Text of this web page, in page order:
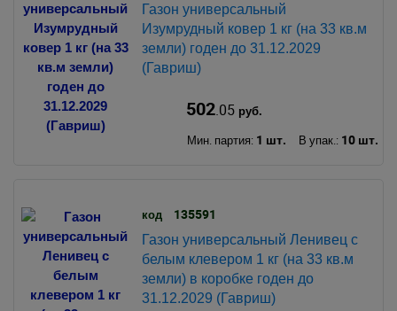
Газон универсальный
Изумрудный ковер 1 кг (на 33 кв.м
земли) годен до 31.12.2029
(Гавриш)
502.05руб.
Мин. партия: 1 шт. В упак.: 10 шт.
код 135591
Газон универсальный Ленивец с
белым клевером 1 кг (на 33 кв.м
земли) в коробке годен до
31.12.2029 (Гавриш)